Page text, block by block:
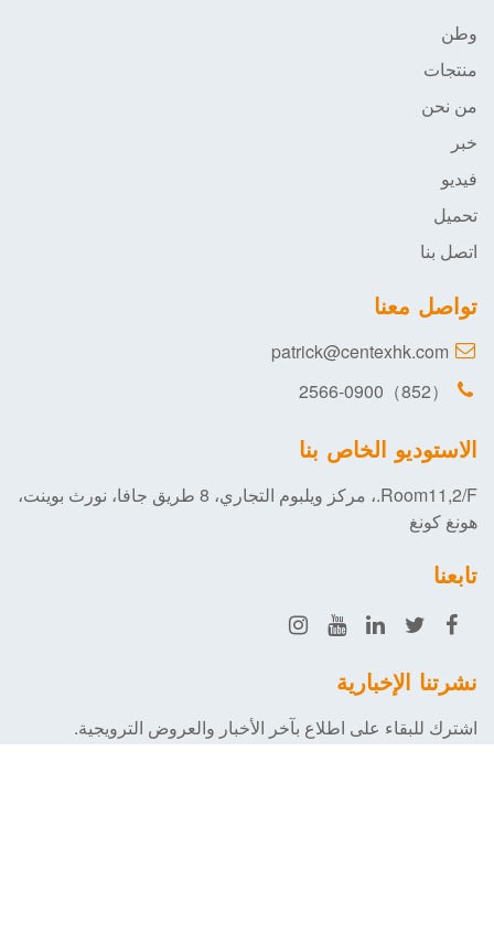
وطن
منتجات
من نحن
خبر
فيديو
تحميل
اتصل بنا
تواصل معنا
patrick@centexhk.com
（852）2566-0900
الاستوديو الخاص بنا
Room11,2/F.، مركز ويلبوم التجاري، 8 طريق جافا، نورث بوينت،
هونغ كونغ
تابعنا
نشرتنا الإخبارية
اشترك للبقاء على اطلاع بآخر الأخبار والعروض الترويجية.